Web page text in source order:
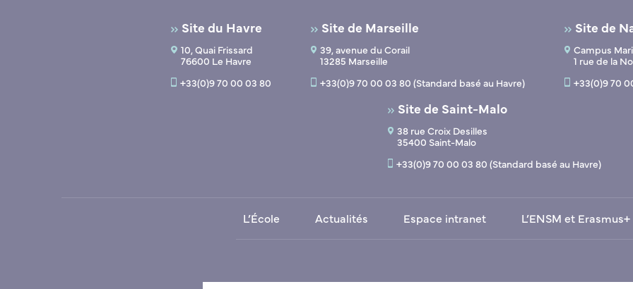
Site du Havre
10, Quai Frissard
76600 Le Havre
+33(0)9 70 00 03 80
Site de Marseille
39, avenue du Corail
13285 Marseille
+33(0)9 70 00 03 80 (Standard basé au Havre)
Site de
Campus
1 rue de la
+33(0)9 70
Site de Saint-Malo
38 rue Croix Desilles
35400 Saint-Malo
+33(0)9 70 00 03 80 (Standard basé au Havre)
L’École Actualités Espace intranet L’ENSM et Erasmus+